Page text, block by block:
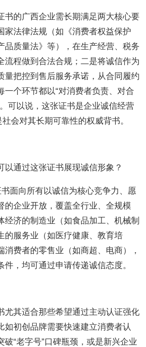
书的广西企业需长期满足两大核心要
家法律法规（如《消费者权益保护
品质量法》等），在生产经营、税务
流程做到合法合规；二是将诚信作为
量把控到售后服务承诺，从合同履约
一个环节都以“对消费者负责、对合
可以说，这张证书是企业诚信经营
社会对其长期可靠性的权威背书。
以通过这张证书展现诚信形象？
面向所有以诚信为核心竞争力、愿
的企业开放，覆盖全行业、全规模
济的制造业（如食品加工、机械制
的服务业（如医疗健康、教育培
消费者的零售业（如商超、电商），
件，均可通过申请传递诚信态度。
尤其适合那些希望通过主动认证强化
如初创品牌需要快速建立消费者认
破“老字号”口碑瓶颈，或是新兴企业